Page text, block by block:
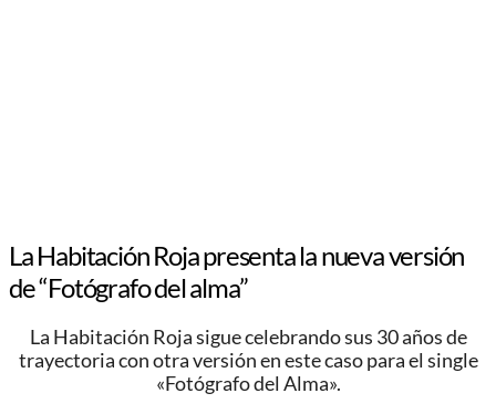
La Habitación Roja presenta la nueva versión
de “Fotógrafo del alma”
La Habitación Roja sigue celebrando sus 30 años de
trayectoria con otra versión en este caso para el single
«Fotógrafo del Alma».